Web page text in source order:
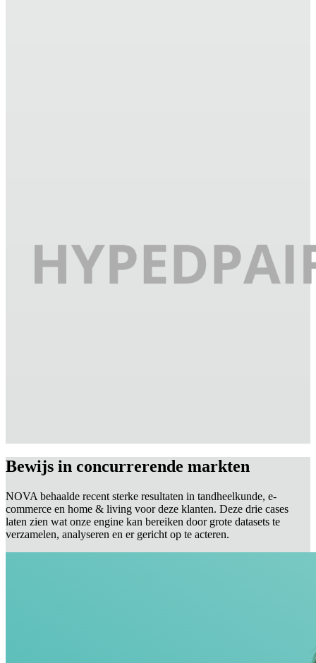
Bewijs in concurrerende markten
NOVA behaalde recent sterke resultaten in tandheelkunde, e-
commerce en home & living voor deze klanten. Deze drie cases
laten zien wat onze engine kan bereiken door grote datasets te
verzamelen, analyseren en er gericht op te acteren.